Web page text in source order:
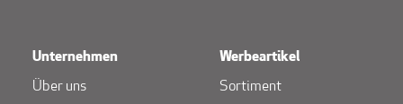
Unternehmen
Über uns
Werbeartikel
Sortiment